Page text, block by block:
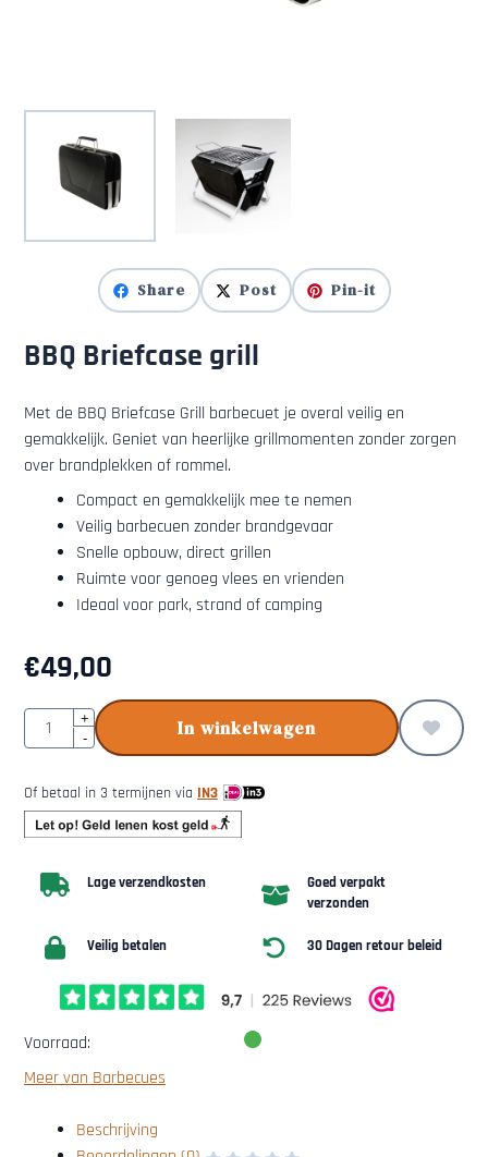
Share Post Pin-it
BBQ Briefcase grill
Met de BBQ Briefcase Grill barbecuet je overal veilig en
gemakkelijk. Geniet van heerlijke grillmomenten zonder zorgen
over brandplekken of rommel.
Compact en gemakkelijk mee te nemen
Veilig barbecuen zonder brandgevaar
Snelle opbouw, direct grillen
Ruimte voor genoeg vlees en vrienden
Ideaal voor park, strand of camping
€49,00
Aantal
+
-
In winkelwagen
Of betaal in 3 termijnen via IN3
Lage verzendkosten
Goed verpakt
verzonden
Veilig betalen 30 Dagen retour beleid
Voorraad:
Meer van Barbecues
Beschrijving